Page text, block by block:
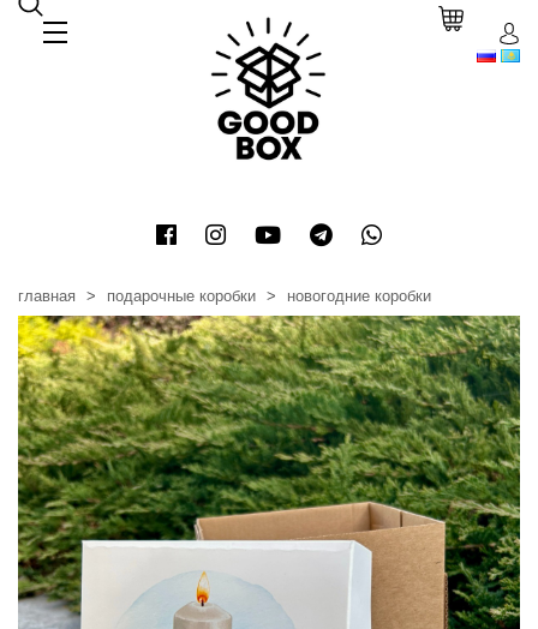
главная подарочные коробки новогодние коробки